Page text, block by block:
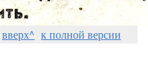
вверх^ к полной версии